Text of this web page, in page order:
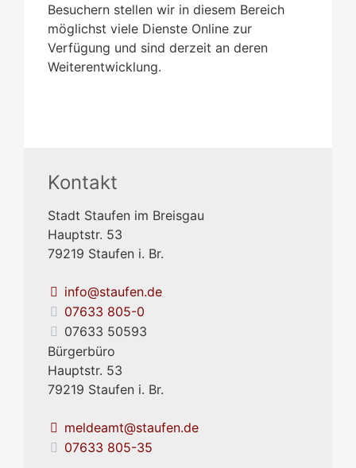
Besuchern stellen wir in diesem Bereich
möglichst viele Dienste Online zur
Verfügung und sind derzeit an deren
Weiterentwicklung.
Kontakt
Stadt Staufen im Breisgau
Hauptstr. 53
79219 Staufen i. Br.
info@staufen.de
07633 805-0
07633 50593
Bürgerbüro
Hauptstr. 53
79219 Staufen i. Br.
meldeamt@staufen.de
07633 805-35